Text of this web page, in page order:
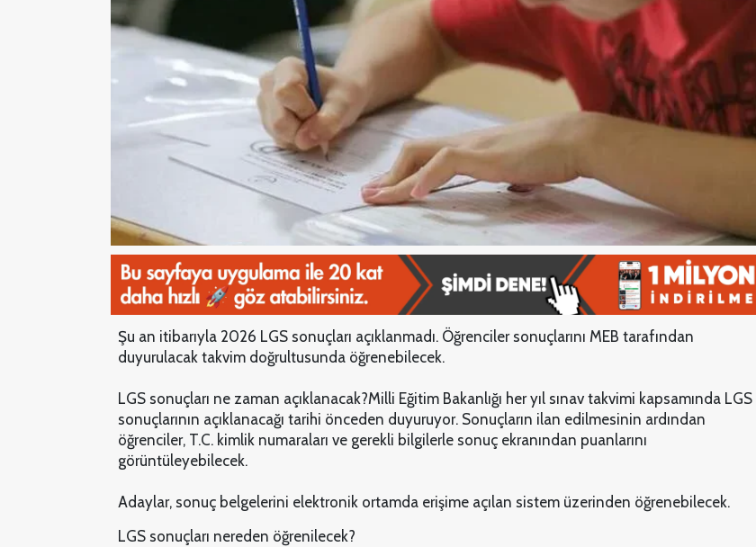
Şu an itibarıyla 2026 LGS sonuçları açıklanmadı. Öğrenciler sonuçlarını MEB tarafından
duyurulacak takvim doğrultusunda öğrenebilecek.
LGS sonuçları ne zaman açıklanacak?Milli Eğitim Bakanlığı her yıl sınav takvimi kapsamında LGS
sonuçlarının açıklanacağı tarihi önceden duyuruyor. Sonuçların ilan edilmesinin ardından
öğrenciler, T.C. kimlik numaraları ve gerekli bilgilerle sonuç ekranından puanlarını
görüntüleyebilecek.
Adaylar, sonuç belgelerini elektronik ortamda erişime açılan sistem üzerinden öğrenebilecek.
LGS sonuçları nereden öğrenilecek?